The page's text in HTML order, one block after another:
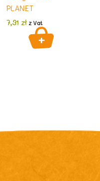
PLANET
7,31 zł z Vat